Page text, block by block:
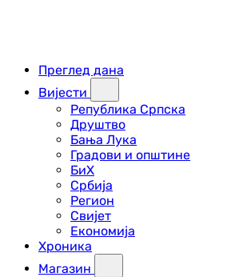
Преглед дана
Вијести
Република Српска
Друштво
Бања Лука
Градови и општине
БиХ
Србија
Регион
Свијет
Економија
Хроника
Магазин